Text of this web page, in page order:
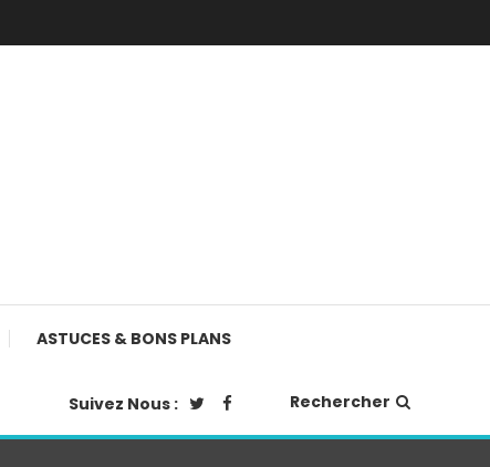
ASTUCES & BONS PLANS
Suivez Nous : Rechercher